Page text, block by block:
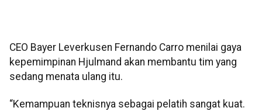
CEO Bayer Leverkusen Fernando Carro menilai gaya
kepemimpinan Hjulmand akan membantu tim yang
sedang menata ulang itu.
“Kemampuan teknisnya sebagai pelatih sangat kuat.